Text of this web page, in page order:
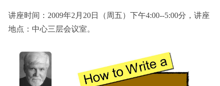
讲座时间：2009年2月20日（周五）下午4:00--5:00分，讲座
地点：中心三层会议室。